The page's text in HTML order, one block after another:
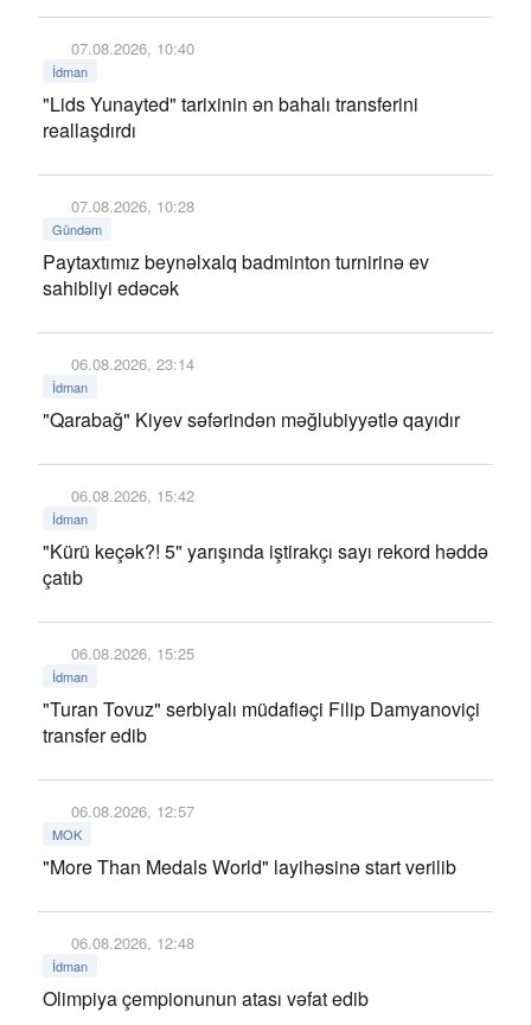
07.08.2026, 10:40
İdman
"Lids Yunayted" tarixinin ən bahalı transferini
reallaşdırdı
07.08.2026, 10:28
Gündəm
Paytaxtımız beynəlxalq badminton turnirinə ev
sahibliyi edəcək
06.08.2026, 23:14
İdman
"Qarabağ" Kiyev səfərindən məğlubiyyətlə qayıdır
06.08.2026, 15:42
İdman
"Kürü keçək?! 5" yarışında iştirakçı sayı rekord həddə
çatıb
06.08.2026, 15:25
İdman
"Turan Tovuz" serbiyalı müdafiəçi Filip Damyanoviçi
transfer edib
06.08.2026, 12:57
MOK
"More Than Medals World" layihəsinə start verilib
06.08.2026, 12:48
İdman
Olimpiya çempionunun atası vəfat edib